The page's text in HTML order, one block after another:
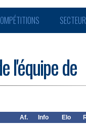
l'équipe de
Af. Info Elo